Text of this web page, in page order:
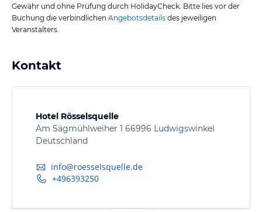
Gewähr und ohne Prüfung durch HolidayCheck. Bitte lies vor der
Buchung die verbindlichen Angebotsdetails des jeweiligen
Veranstalters.
Kontakt
Hotel Rösselsquelle
Am Sägmühlweiher 1 66996 Ludwigswinkel
Deutschland
info@roesselsquelle.de
+496393250